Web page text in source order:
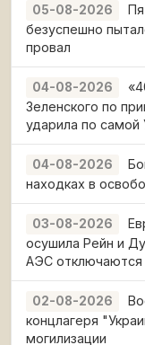
05-08-2026
безуспешно
провал
04-08-2026
Зеленского по
ударила по самой
04-08-2026
находках в
03-08-2026
осушила Рейн и
АЭС отключаются
02-08-2026
концлагеря
могилизации